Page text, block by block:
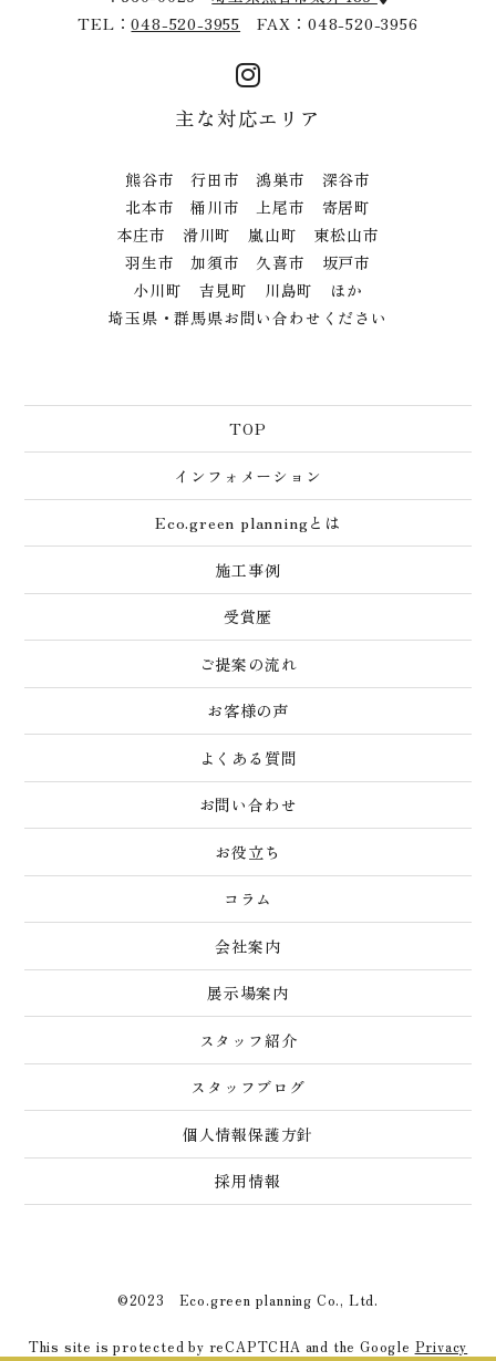
TEL：048-520-3955 FAX：048-520-3956
主な対応エリア
熊谷市 行田市 鴻巣市 深谷市
北本市 桶川市 上尾市 寄居町
本庄市 滑川町 嵐山町 東松山市
羽生市 加須市 久喜市 坂戸市
小川町 吉見町 川島町 ほか
埼玉県・群馬県お問い合わせください
TOP
インフォメーション
Eco.green planningとは
施工事例
受賞歴
ご提案の流れ
お客様の声
よくある質問
お問い合わせ
お役立ち
コラム
会社案内
展示場案内
スタッフ紹介
スタッフブログ
個人情報保護方針
採用情報
©2023 Eco.green planning Co., Ltd.
This site is protected by reCAPTCHA and the Google Privacy